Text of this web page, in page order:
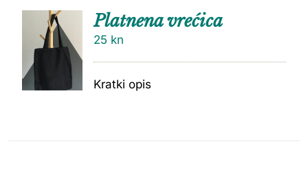
DODAJ
Platnena vrećica
25 kn
Kratki opis